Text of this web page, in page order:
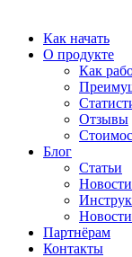
Как начать
О продукте
Как
Отзывы
Блог
Статьи
Партнёрам
Контакты